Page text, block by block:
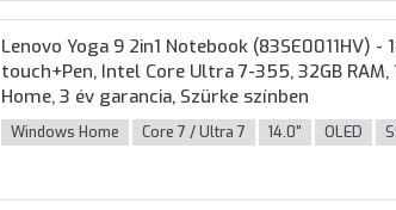
Lenovo Yoga 9 2in1 Notebook (83SE0011HV)
touch+Pen, Intel Core Ultra 7-355, 32GB
Home, 3 év garancia, Szürke színben
Windows Home Core 7 / Ultra 7 14.0" OLED